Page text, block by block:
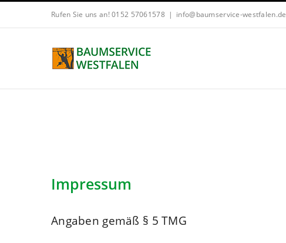
Inhalt
Rufen Sie uns an! 0152 57061578 | info@baumservice-westfalen.de
Impressum
Angaben gemäß § 5 TMG